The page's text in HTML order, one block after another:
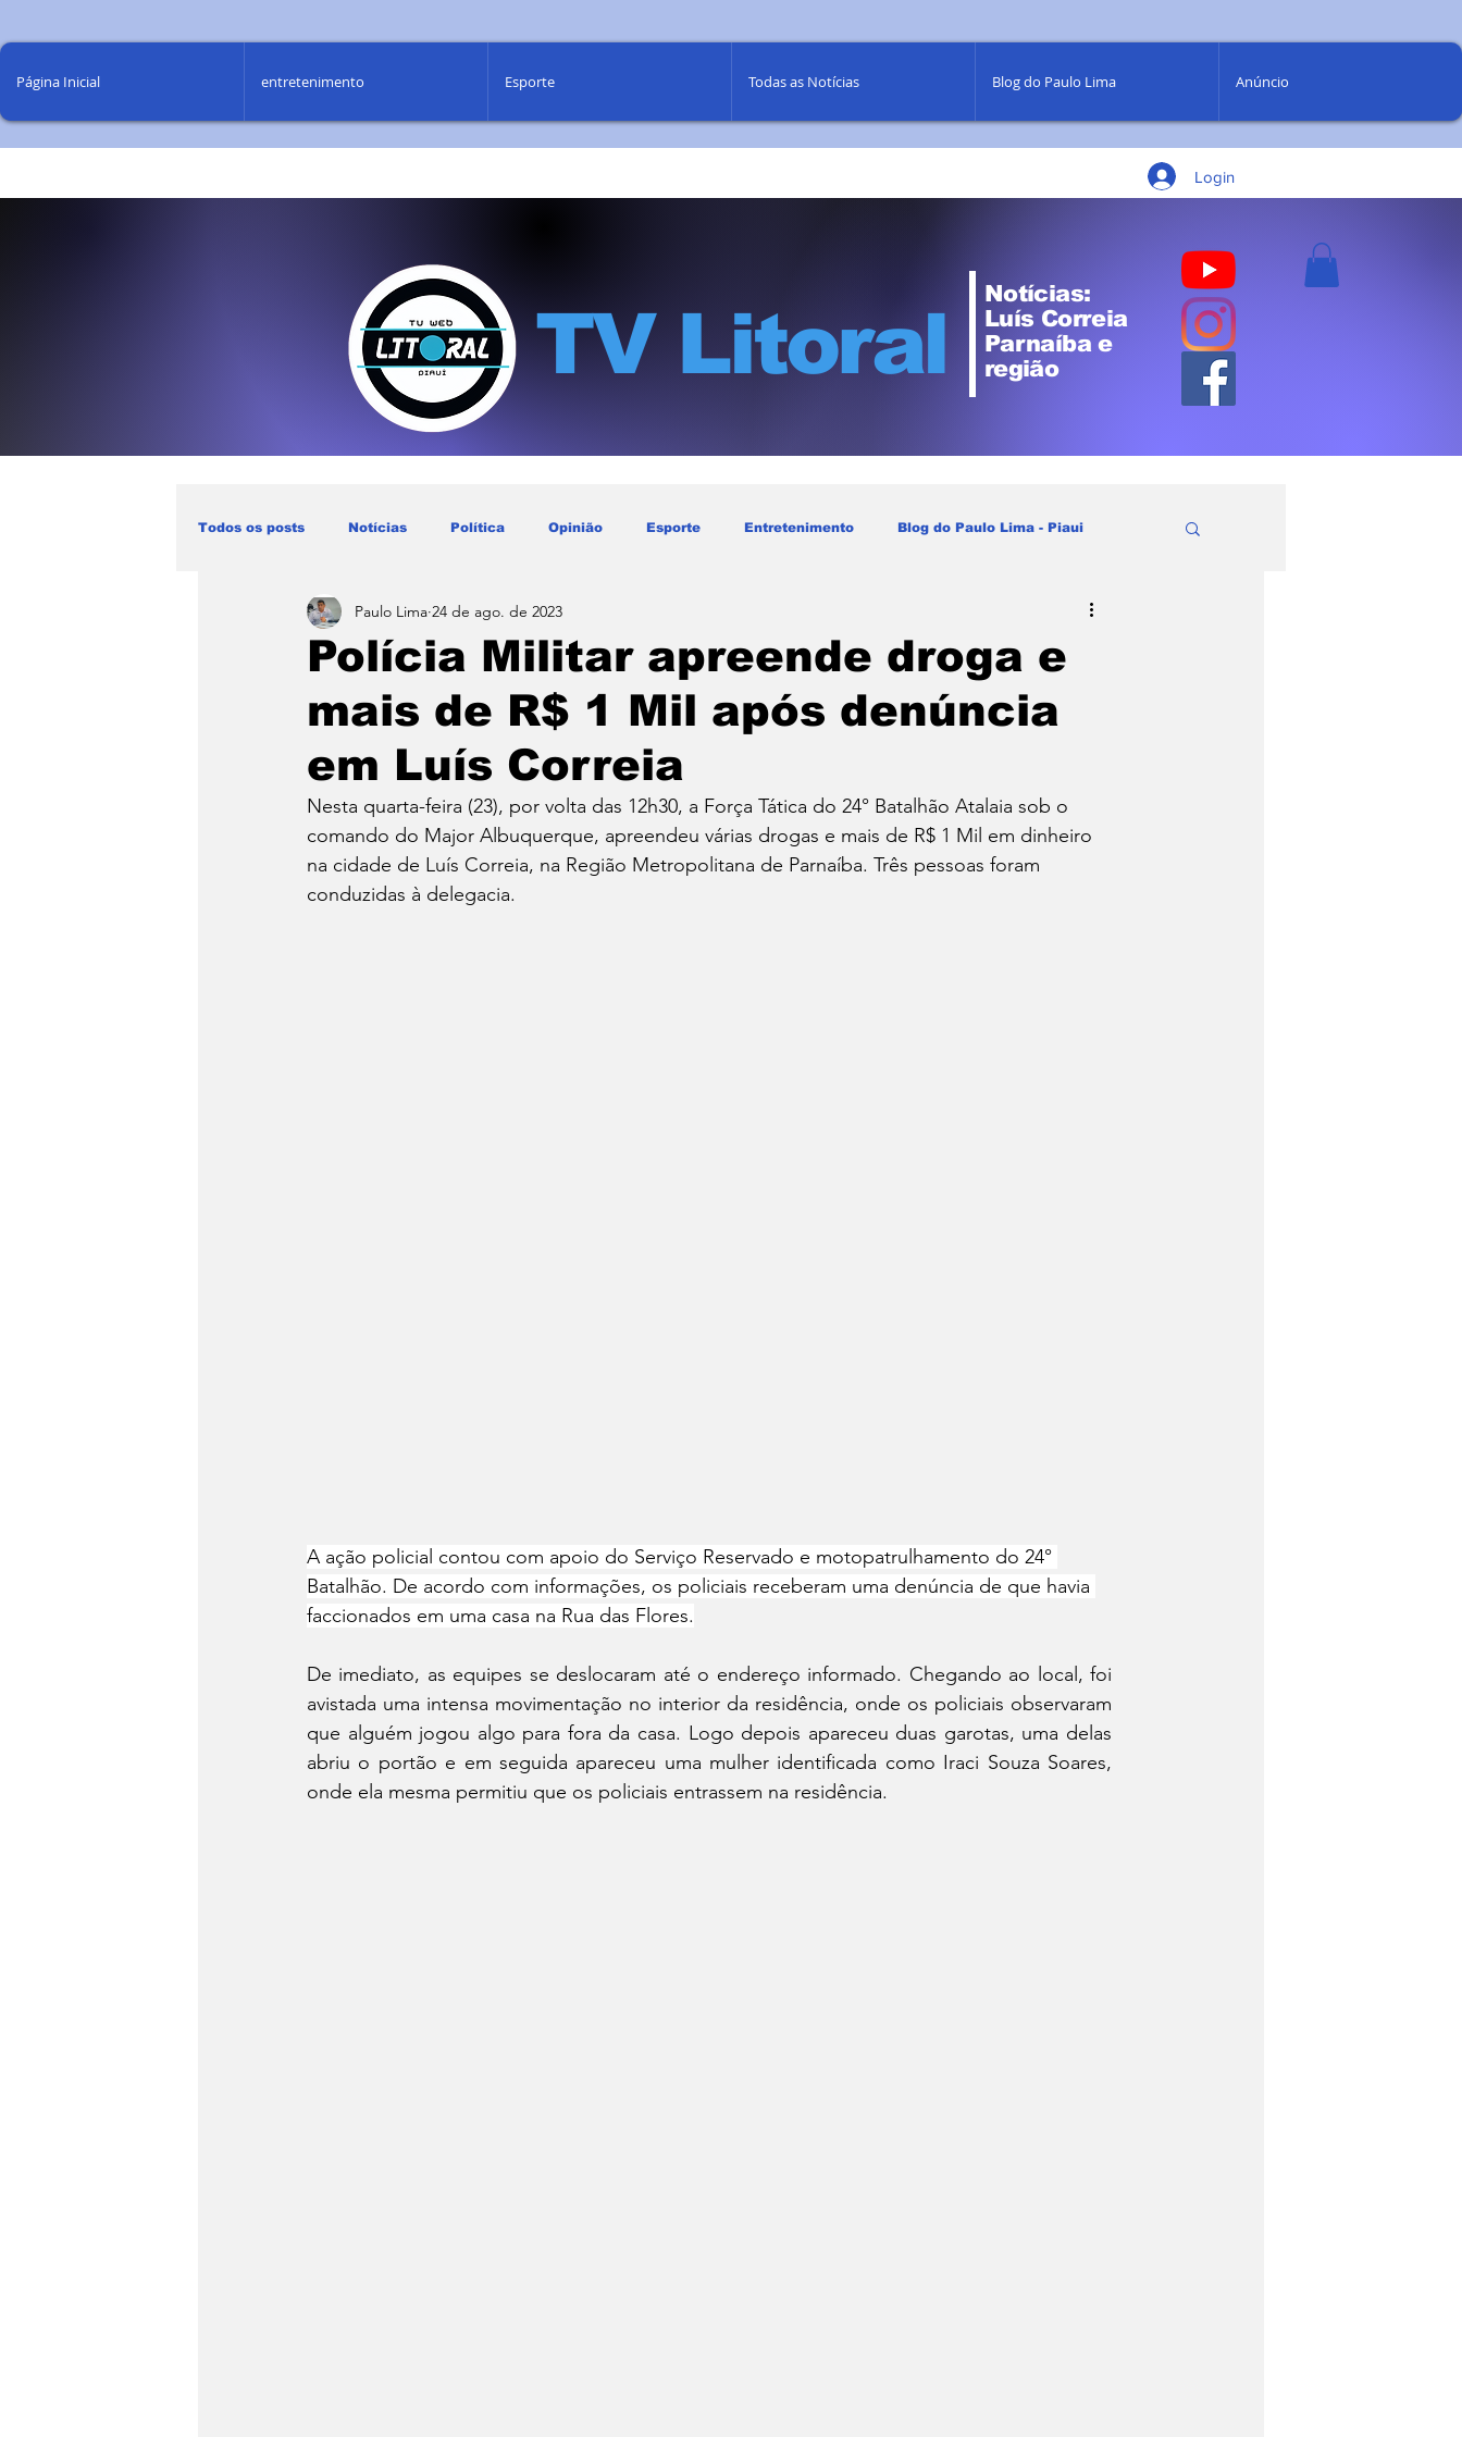
Página Inicial entretenimento Esporte Todas as Notícias Blog do Paulo Lima Anúncio
Login
TV Litoral
Notícias:
Luís Correia
Parnaíba e
região
Todos os posts Notícias Política Opinião Esporte Entretenimento Blog do Paulo Lima - Piaui
Blog Paulo Lima - Maranhão
Polícia Militar apreende droga e
mais de R$ 1 Mil após denúncia
em Luís Correia
Paulo Lima 24 de ago. de 2023
Nesta quarta-feira (23), por volta das 12h30, a Força Tática do 24° Batalhão Atalaia sob o
comando do Major Albuquerque, apreendeu várias drogas e mais de R$ 1 Mil em dinheiro
na cidade de Luís Correia, na Região Metropolitana de Parnaíba. Três pessoas foram
conduzidas à delegacia.
A ação policial contou com apoio do Serviço Reservado e motopatrulhamento do 24°
Batalhão. De acordo com informações, os policiais receberam uma denúncia de que havia
faccionados em uma casa na Rua das Flores.
De imediato, as equipes se deslocaram até o endereço informado. Chegando ao local, foi
avistada uma intensa movimentação no interior da residência, onde os policiais observaram
que alguém jogou algo para fora da casa. Logo depois apareceu duas garotas, uma delas
abriu o portão e em seguida apareceu uma mulher identificada como Iraci Souza Soares,
onde ela mesma permitiu que os policiais entrassem na residência.